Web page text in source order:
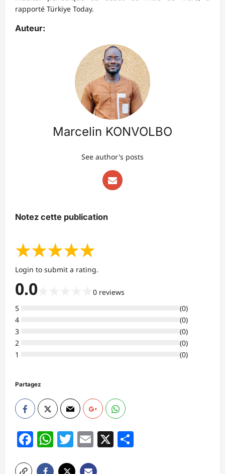
rapporté Türkiye Today.
Auteur:
Marcelin KONVOLBO
See author's posts
Notez cette publication
★★★★★
Login to submit a rating.
0.0 0 reviews
5
(0)
4
(0)
3
(0)
2
(0)
1
(0)
Partagez
Facebook
WhatsApp
Twitter
Email
X